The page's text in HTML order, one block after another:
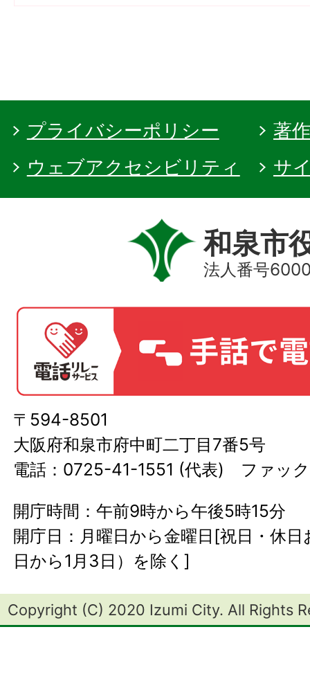
プライバシーポリシー
著
ウェブアクセシビリティ
サ
和泉市
法人番号
〒594-8501
大阪府和泉市府中町二丁目7番5号
電話：0725-41-1551 (代表) ファッ
開庁時間：午前9時から午後5時15分
開庁日：月曜日から金曜日[祝日・休
日から1月3日）を除く]
Copyright (C) 2020 Izumi City. All Rights